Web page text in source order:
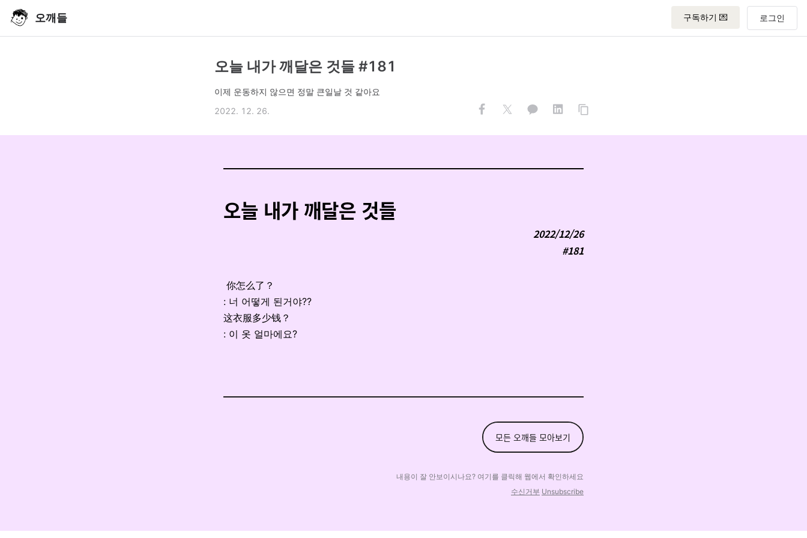
오깨들 구독하기 💌
오늘 내가 깨달은 것들 #181
이제 운동하지 않으면 정말 큰일날 것 같아요
2022. 12. 26.
오늘 내가 깨달은 것들
2022/12/26
#181
你怎么了？
: 너 어떻게 된거야??
这衣服多少钱？
: 이 옷 얼마에요?
모든 오깨들 모아보기
내용이 잘 안보이시나요? 여기를 클릭해 웹에서 확인하세요
수신거부 Unsubscribe